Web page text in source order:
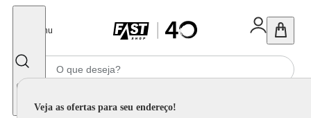
Menu
Veja as ofertas para seu endereço!